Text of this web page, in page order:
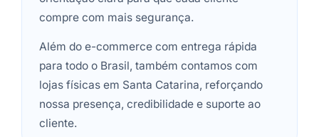
compre com mais segurança.
Além do e-commerce com entrega rápida
para todo o Brasil, também contamos com
lojas físicas em Santa Catarina, reforçando
nossa presença, credibilidade e suporte ao
cliente.